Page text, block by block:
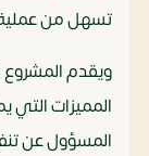
تسهل من
ويقدم
المميزات التي
المسؤول عن